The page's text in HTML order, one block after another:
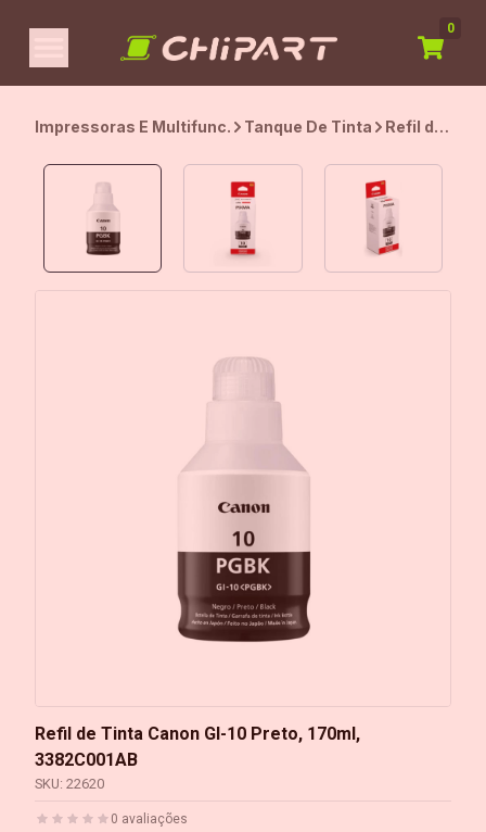
0
Impressoras E Multifunc. Tanque De Tinta
Refil de
Canon
GI-10
Preto,
170ml,
Refil de Tinta Canon GI-10 Preto, 170ml,
3382C001AB
SKU: 22620
0 avaliações